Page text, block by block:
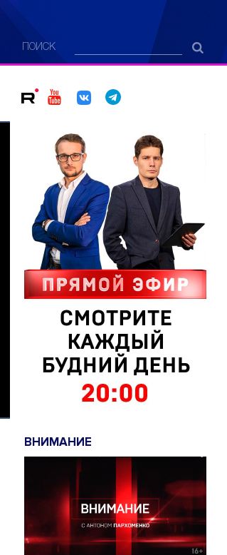
ПОИСК
ВНИМАНИЕ